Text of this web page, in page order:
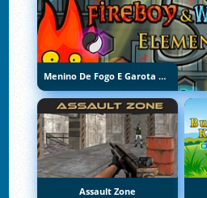
Menino De Fogo E Garota De Água 5: Elementos
Assault Zone